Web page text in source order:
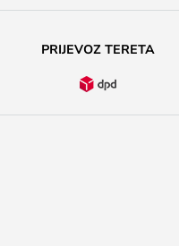
PRIJEVOZ TERETA